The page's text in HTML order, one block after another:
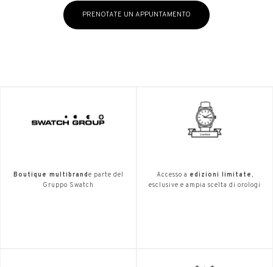
PRENOTATE UN APPUNTAMENTO
Boutique multibrand e parte del
Gruppo Swatch
Accesso a edizioni limitate,
esclusive e ampia scelta di orologi